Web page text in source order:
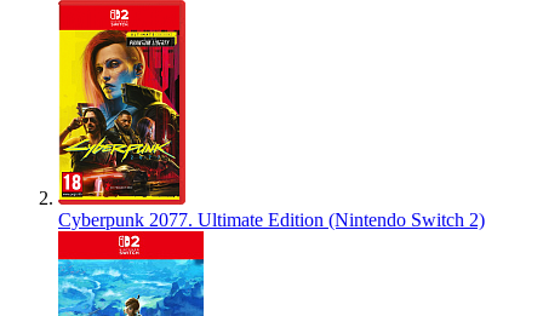
Cyberpunk 2077. Ultimate Edition (Nintendo Switch 2)